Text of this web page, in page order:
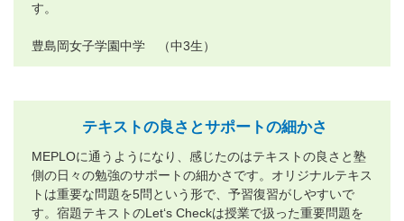
す。
豊島岡女子学園中学 （中3生）
テキストの良さとサポートの細かさ
MEPLOに通うようになり、感じたのはテキストの良さと塾
側の日々の勉強のサポートの細かさです。オリジナルテキス
トは重要な問題を5問という形で、予習復習がしやすいで
す。宿題テキストのLet‘s Checkは授業で扱った重要問題を